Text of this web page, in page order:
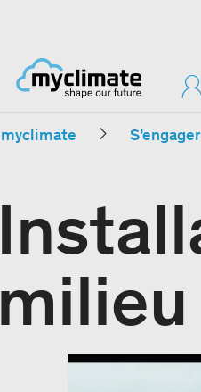
myclimate S’engager